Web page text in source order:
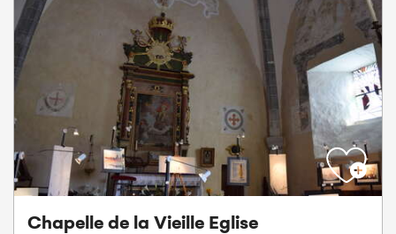
Chapelle de la Vieille Eglise